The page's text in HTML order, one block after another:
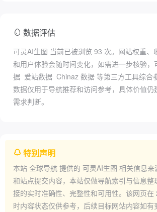
数据评估
可灵AI生图 当前已被浏览 93 次。网站权重、
和用户体验会随时间变化，如需进一步核验，
据 爱站数据 Chinaz 数据 等第三方工具综合
数据仅用于导航推荐和访问参考，具体价值仍
需求判断。
特别声明
本站 全球导航 提供的 可灵AI生图 相关信息来
和站点提交内容，本站仅做导航索引与信息整
接的实时准确性、完整性和可用性。该网页在
时内容状态仅供参考，后续目标网站内容如有